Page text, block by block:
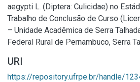
aegypti L. (Diptera: Culicidae) no
Trabalho de Conclusão de Curso
– Unidade Acadêmica de Serra
Federal Rural de Pernambuco, Serra
URI
https://repository.ufrpe.br/handle/